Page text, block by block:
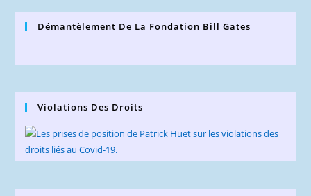
Démantèlement De La Fondation Bill Gates
Violations Des Droits